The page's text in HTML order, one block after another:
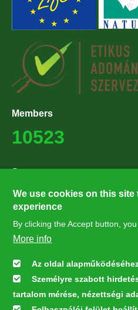
Members
10523
Supporters
27224
Hírlevél feliratkozás
Feliratkozás
We use cookies on this
experience
By clicking the Accept button,
More info
Az oldal
Személyre szabott
tartalom mérése, nézettségi